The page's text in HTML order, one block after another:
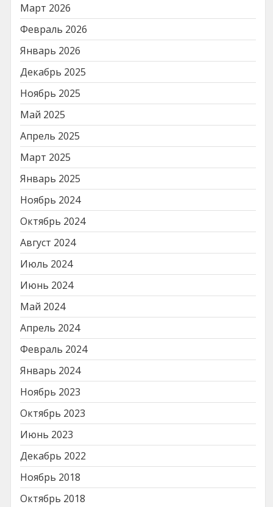
Март 2026
Февраль 2026
Январь 2026
Декабрь 2025
Ноябрь 2025
Май 2025
Апрель 2025
Март 2025
Январь 2025
Ноябрь 2024
Октябрь 2024
Август 2024
Июль 2024
Июнь 2024
Май 2024
Апрель 2024
Февраль 2024
Январь 2024
Ноябрь 2023
Октябрь 2023
Июнь 2023
Декабрь 2022
Ноябрь 2018
Октябрь 2018